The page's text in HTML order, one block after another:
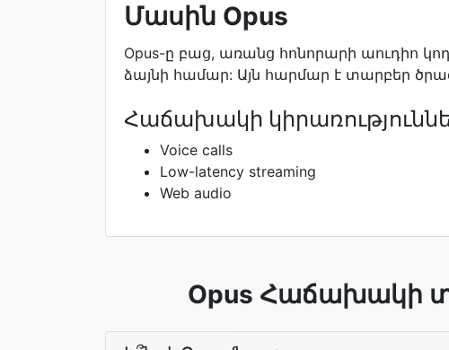
Մասին Opus
Opus-ը բաց, առանց հոնորարի աուդիո
ձայնի համար: Այն հարմար է տարբեր
Հաճախակի
Voice calls
Low-latency streaming
Web audio
Opus Հաճախակի